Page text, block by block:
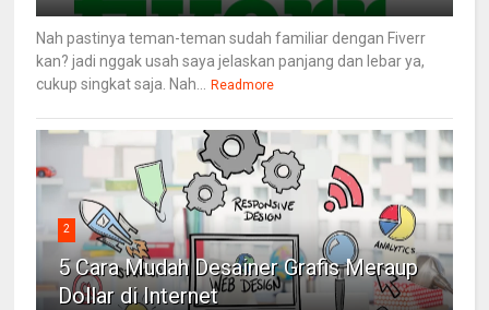
Nah pastinya teman-teman sudah familiar dengan Fiverr
kan? jadi nggak usah saya jelaskan panjang dan lebar ya,
cukup singkat saja. Nah...
Readmore
2
5 Cara Mudah Desainer Grafis Meraup
Dollar di Internet